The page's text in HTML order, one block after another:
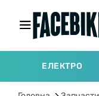
ЕЛЕКТРО